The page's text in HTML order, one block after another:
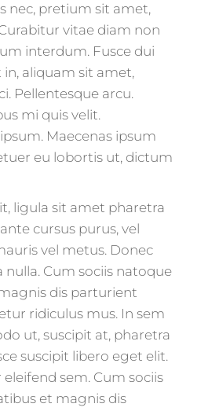
nec, pretium sit amet,
vitae diam non
interdum. Fusce dui
in, aliquam sit amet,
Pellentesque arcu.
mi quis velit.
Maecenas ipsum
eu lobortis ut, dictum
ligula sit amet pharetra
cursus purus, vel
vel metus. Donec
nulla. Cum sociis natoque
dis parturient
ridiculus mus. In sem
ut, suscipit at, pharetra
suscipit libero eget elit.
sem. Cum sociis
et magnis dis